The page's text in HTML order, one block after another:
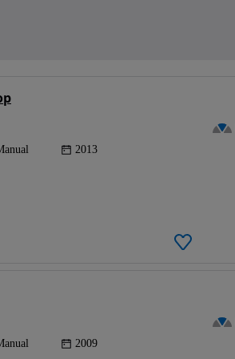
2013
2009